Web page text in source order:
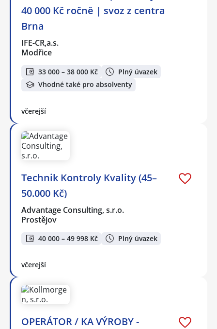
40 000 Kč ročně | svoz z centra
Brna
IFE-CR,a.s.
Modřice
33 000 – 38 000 Kč
Plný úvazek
Vhodné také pro absolventy
včerejší
Technik Kontroly Kvality (45–
50.000 Kč)
Advantage Consulting, s.r.o.
Prostějov
40 000 – 49 998 Kč Plný úvazek
včerejší
OPERÁTOR / KA VÝROBY -